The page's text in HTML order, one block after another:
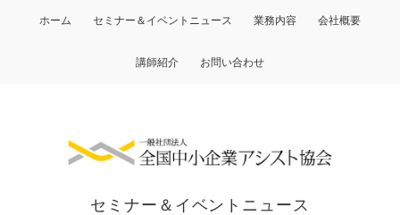
ホーム セミナー＆イベントニュース 業務内容 会社概要
講師紹介 お問い合わせ
セミナー＆イベントニュース